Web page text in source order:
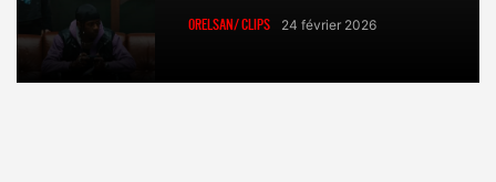
ORELSAN/ CLIPS 24 février 2026